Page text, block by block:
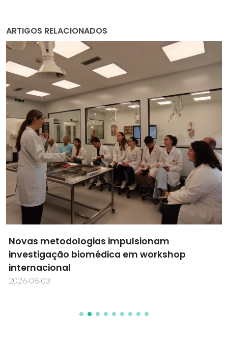
ARTIGOS RELACIONADOS
Novas metodologias impulsionam
investigação biomédica em workshop
internacional
2026-08-03